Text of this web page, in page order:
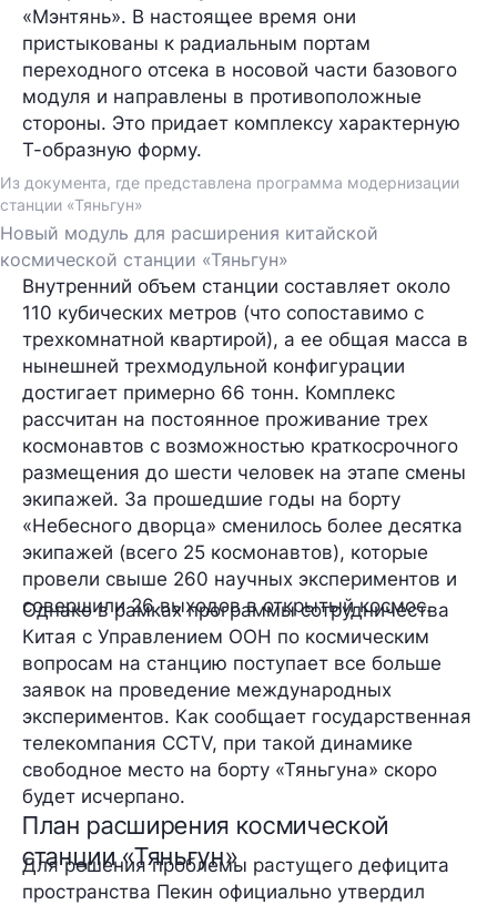
«Мэнтянь». В настоящее время они
пристыкованы к радиальным портам
переходного отсека в носовой части базового
модуля и направлены в противоположные
стороны. Это придает комплексу характерную
Т-образную форму.
Из документа, где представлена программа модернизации
станции «Тяньгун»
Новый модуль для расширения китайской
космической станции «Тяньгун»
Внутренний объем станции составляет около
110 кубических метров (что сопоставимо с
трехкомнатной квартирой), а ее общая масса в
нынешней трехмодульной конфигурации
достигает примерно 66 тонн. Комплекс
рассчитан на постоянное проживание трех
космонавтов с возможностью краткосрочного
размещения до шести человек на этапе смены
экипажей. За прошедшие годы на борту
«Небесного дворца» сменилось более десятка
экипажей (всего 25 космонавтов), которые
провели свыше 260 научных экспериментов и
совершили 26 выходов в открытый космос.
Однако в рамках программы сотрудничества
Китая с Управлением ООН по космическим
вопросам на станцию поступает все больше
заявок на проведение международных
экспериментов. Как сообщает государственная
телекомпания CCTV, при такой динамике
свободное место на борту «Тяньгуна» скоро
будет исчерпано.
План расширения космической
станции «Тяньгун»
Для решения проблемы растущего дефицита
пространства Пекин официально утвердил